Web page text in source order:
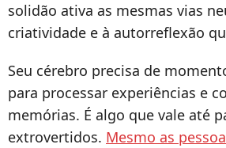
solidão ativa as mesmas vias
criatividade e à autorreflexão
Seu cérebro precisa de
para processar experiências e
memórias. É algo que vale até
extrovertidos. Mesmo as